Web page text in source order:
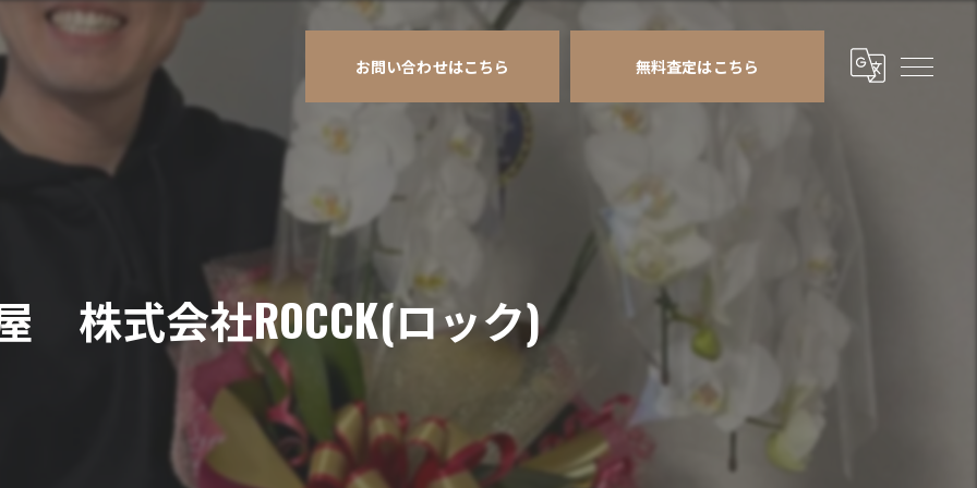
お問い合わせはこちら 無料査定はこちら
株式会社ROCCK(ロック)